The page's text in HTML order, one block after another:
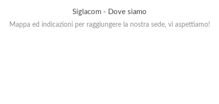
Siglacom - Dove siamo
Mappa ed indicazioni per raggiungere la nostra sede, vi aspettiamo!